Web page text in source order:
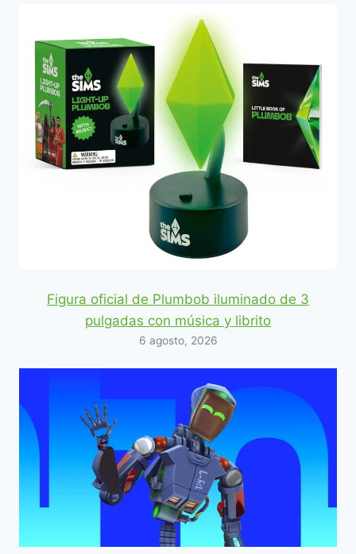
Figura oficial de Plumbob iluminado de 3
pulgadas con música y librito
6 agosto, 2026